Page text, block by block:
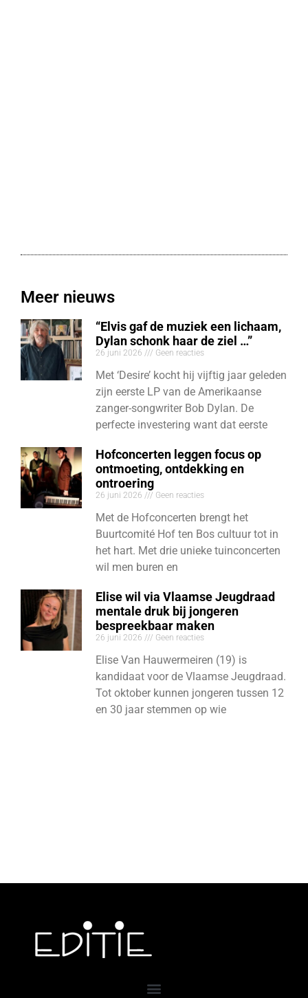
Meer nieuws
“Elvis gaf de muziek een lichaam,
Dylan schonk haar de ziel …”
26 juni 2026 Geen reacties
Met ‘Desire’ kocht hij vijftig jaar geleden
zijn eerste LP van de Amerikaanse
zanger-songwriter Bob Dylan. De
perfecte investering want dat eerste
Hofconcerten leggen focus op
ontmoeting, ontdekking en
ontroering
26 juni 2026 Geen reacties
Met de Hofconcerten brengt het
Buurtcomité Hof ten Bos cultuur tot in
het hart. Met drie unieke tuinconcerten
wil men buren en
Elise wil via Vlaamse Jeugdraad
mentale druk bij jongeren
bespreekbaar maken
26 juni 2026 Geen reacties
Elise Van Hauwermeiren (19) is
kandidaat voor de Vlaamse Jeugdraad.
Tot oktober kunnen jongeren tussen 12
en 30 jaar stemmen op wie